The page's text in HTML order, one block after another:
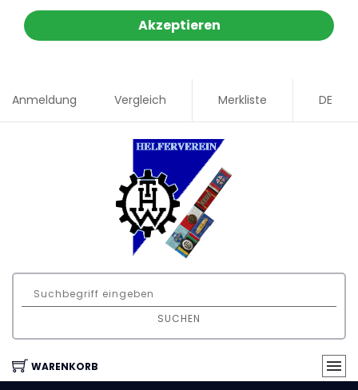
Akzeptieren
Anmeldung Vergleich Merkliste DE
SUCHEN
WARENKORB